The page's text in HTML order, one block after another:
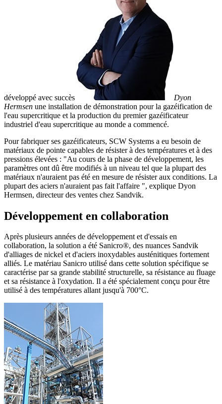
développé avec succès
Dyon
Hermsen une installation de démonstration pour la gazéification de
l'eau supercritique et la production du premier gazéificateur
industriel d'eau supercritique au monde a commencé.
Pour fabriquer ses gazéificateurs, SCW Systems a eu besoin de
matériaux de pointe capables de résister à des températures et à des
pressions élevées : "Au cours de la phase de développement, les
paramètres ont dû être modifiés à un niveau tel que la plupart des
matériaux n'auraient pas été en mesure de résister aux conditions. La
plupart des aciers n'auraient pas fait l'affaire ", explique Dyon
Hermsen, directeur des ventes chez Sandvik.
Développement en collaboration
Après plusieurs années de développement et d'essais en
collaboration, la solution a été Sanicro®, des nuances Sandvik
d'alliages de nickel et d'aciers inoxydables austénitiques fortement
alliés. Le matériau Sanicro utilisé dans cette solution spécifique se
caractérise par sa grande stabilité structurelle, sa résistance au fluage
et sa résistance à l'oxydation. Il a été spécialement conçu pour être
utilisé à des températures allant jusqu'à 700°C.